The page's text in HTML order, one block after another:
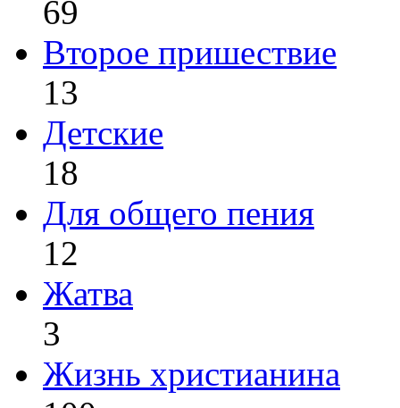
69
Второе пришествие
13
Детские
18
Для общего пения
12
Жатва
3
Жизнь христианина